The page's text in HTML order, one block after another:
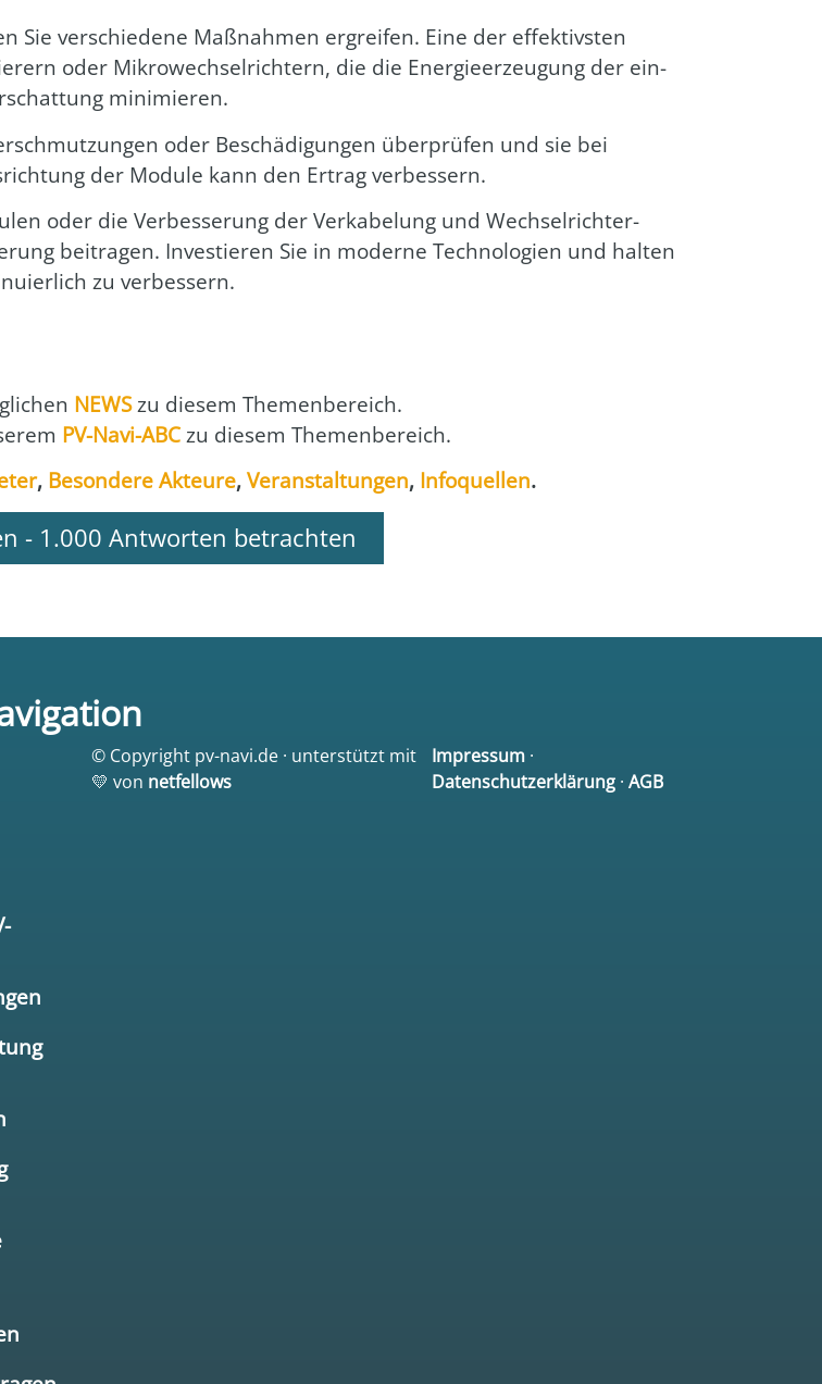
Sie ver­schie­de­ne Maß­nah­men ergrei­fen. Eine der effek­tivs­ten
oder Mikro­wech­sel­rich­tern, die die Ener­gie­er­zeu­gung der ein­
mini­mie­ren.
oder Beschä­di­gun­gen über­prü­fen und sie bei
der Modu­le kann den Ertrag ver­bes­sern.
oder die Ver­bes­se­rung der Ver­ka­be­lung und Wech­sel­rich­ter­
bei­tra­gen. Inves­tie­ren Sie in moder­ne Tech­no­lo­gien und hal­ten
zu ver­bes­sern.
NEWSzu die­sem The­men­be­reich.
PV-Navi-ABCzu die­sem The­men­be­reich.
, Beson­de­re Akteu­re,Ver­an­stal­tun­gen, Info­quel­len.
- 1.000 Antworten betrachten
© Copyright pv-navi.de · unterstützt mit
💛 von netfellows
Impressum·
Datenschutzerklärung· AGB